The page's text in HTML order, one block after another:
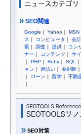
SEO関連
Google ｜ Yahoo ｜ MSN
ス ｜ コンピュータ ｜ 会計
索 ｜ 調査 ｜ 提供 ｜ コン
ナー ｜ コンテンツ ｜ サ
｜ PHP ｜ Ruby ｜ SQL ｜
ョン ｜ 過払い ｜ 薬剤師 ｜
｜ ローン ｜ 留学 ｜ 不動
｜
SEO対策